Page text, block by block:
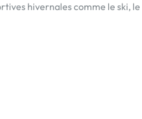
hivernales comme le ski, le